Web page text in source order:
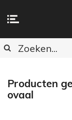
Producten
ovaal